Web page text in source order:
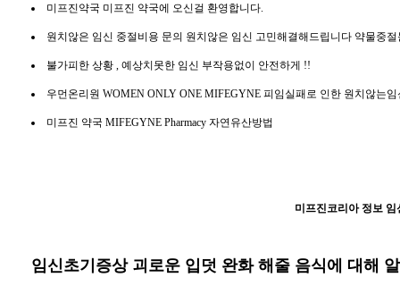
미프진약국 미프진 약국에 오신걸 환영합니다.
원치않은 임신 중절비용 문의 원치않은 임신 고민해결해드립니다 약물중절
불가피한 상황 , 예상치못한 임신 부작용없이 안전하게 !!
우먼온리원 WOMEN ONLY ONE MIFEGYNE피임실패로 인한 원치않는
미프진 약국 MIFEGYNE Pharmacy 자연유산방법
미프진코리아 정보
임신초기증상 괴로운 입덧 완화 해줄 음식에 대해